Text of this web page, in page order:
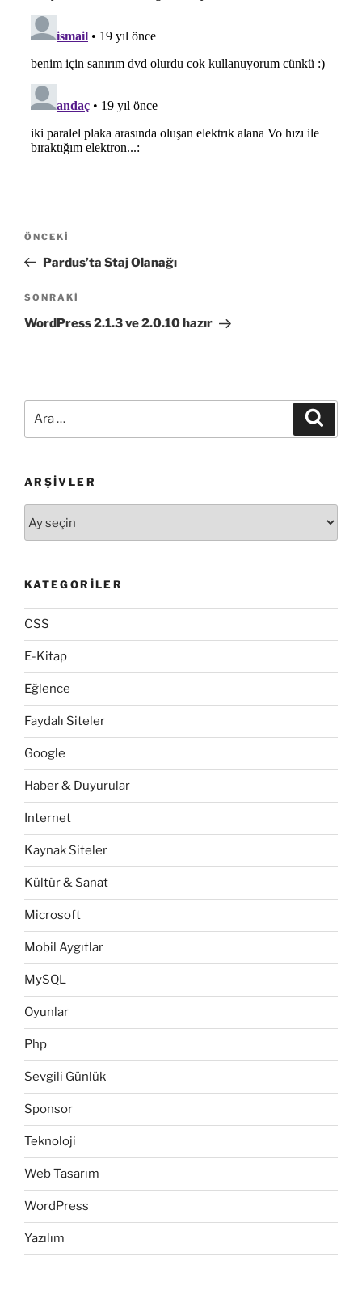
Yazı
Önceki
Yazı
ÖNCEKI
Pardus’ta Staj Olanağı
Sonraki
Yazı
SONRAKI
WordPress 2.1.3 ve 2.0.10 hazır
ARŞIVLER
KATEGORILER
CSS
E-Kitap
Eğlence
Faydalı Siteler
Google
Haber & Duyurular
Internet
Kaynak Siteler
Kültür & Sanat
Microsoft
Mobil Aygıtlar
MySQL
Oyunlar
Php
Sevgili Günlük
Sponsor
Teknoloji
Web Tasarım
WordPress
Yazılım